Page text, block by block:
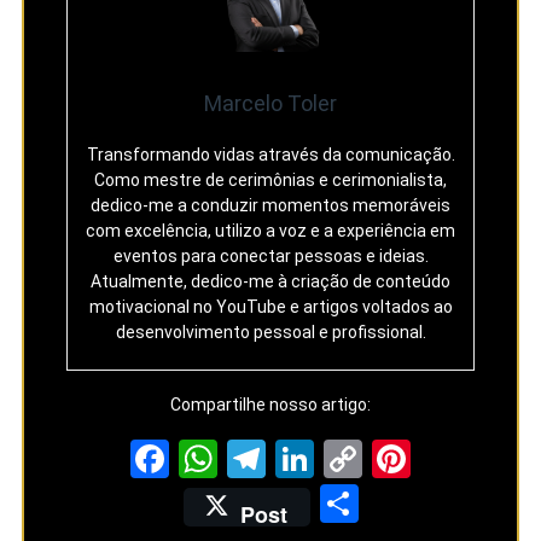
Marcelo Toler
Transformando vidas através da comunicação.
Como mestre de cerimônias e cerimonialista,
dedico-me a conduzir momentos memoráveis
com excelência, utilizo a voz e a experiência em
eventos para conectar pessoas e ideias.
Atualmente, dedico-me à criação de conteúdo
motivacional no YouTube e artigos voltados ao
desenvolvimento pessoal e profissional.
Compartilhe nosso artigo:
Facebook
WhatsApp
Telegram
LinkedIn
Copy
Post Share